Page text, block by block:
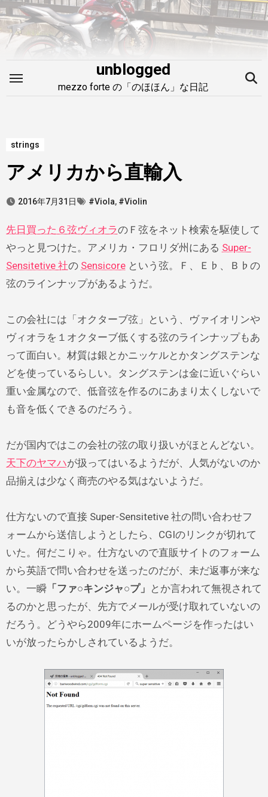
内
容
を
unblogged
mezzo forte の「のほほん」な日記
strings
アメリカから直輸入
2016年7月31日 #Viola, #Violin
先日買った６弦ヴィオラのＦ弦をネット検索を駆使して
やっと見つけた。アメリカ・フロリダ州にある Super-
Sensitetive 社の Sensicoreという弦。Ｆ、Ｅ♭、Ｂ♭の
弦のラインナップがあるようだ。
この会社には「オクターブ弦」という、ヴァイオリンや
ヴィオラを１オクターブ低くする弦のラインナップもあ
って面白い。材質は銀とかニッケルとかタングステンな
どを使っているらしい。タングステンは金に近いぐらい
重い金属なので、低音弦を作るのにあまり太くしないで
も音を低くできるのだろう。
だが国内ではこの会社の弦の取り扱いがほとんどない。
天下のヤマハが扱ってはいるようだが、人気がないのか
品揃えは少なく商売のやる気はないようだ。
仕方ないので直接 Super-Sensitetive 社の問い合わせフ
ォームから送信しようとしたら、CGIのリンクが切れて
いた。何だこりゃ。仕方ないので直販サイトのフォーム
から英語で問い合わせを送ったのだが、未だ返事が来な
い。一瞬 「ファ○キンジャ○プ」 とか言われて無視されて
るのかと思ったが、先方でメールが受け取れていないの
だろう。どうやら2009年にホームページを作ったはい
いが放ったらかしされているようだ。